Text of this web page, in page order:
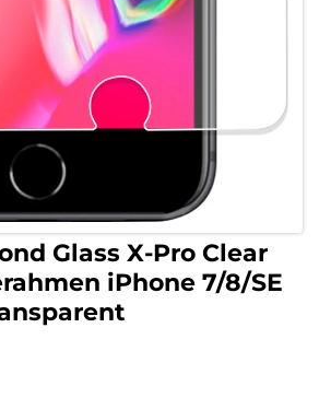
Glass X-Pro Clear
iPhone 7/8/SE